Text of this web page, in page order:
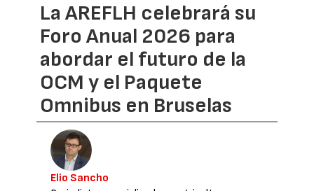
La AREFLH celebrará su
Foro Anual 2026 para
abordar el futuro de la
OCM y el Paquete
Omnibus en Bruselas
Elio Sancho